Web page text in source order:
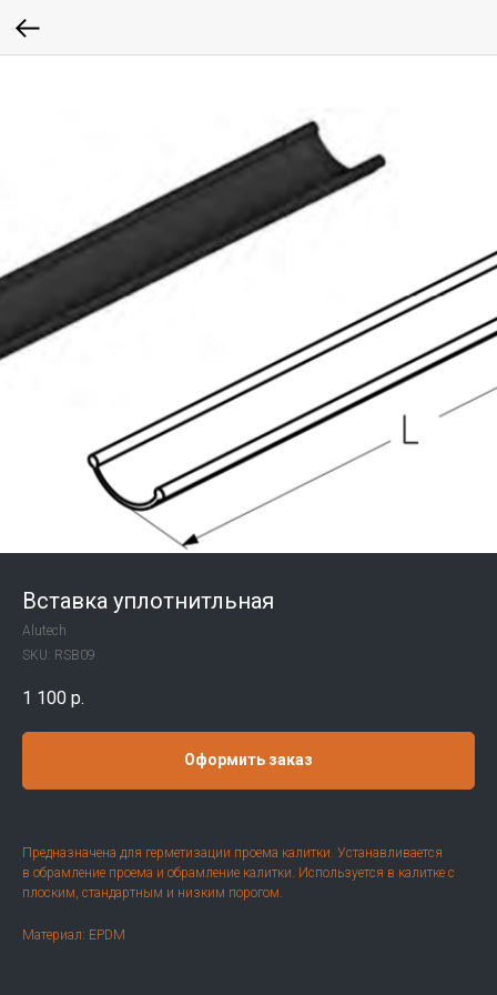
Вставка уплотнитльная
Alutech
SKU: RSB09
1 100 р.
Оформить заказ
Предназначена для герметизации проема калитки. Устанавливается
в обрамление проема и обрамление калитки. Используется в калитке с
плоским, стандартным и низким порогом.
Материал: EPDM